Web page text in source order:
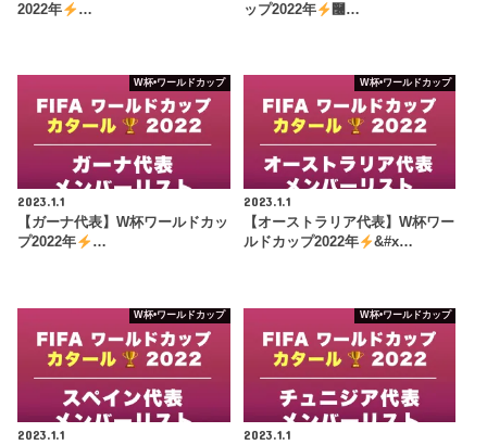
2022年
…
ップ2022年
࿠…
W杯•ワールドカップ
2023.1.1
【ガーナ代表】W杯ワールドカッ
プ2022年
…
W杯•ワールドカップ
2023.1.1
【オーストラリア代表】W杯ワー
ルドカップ2022年
&#x…
W杯•ワールドカップ
2023.1.1
W杯•ワールドカップ
2023.1.1